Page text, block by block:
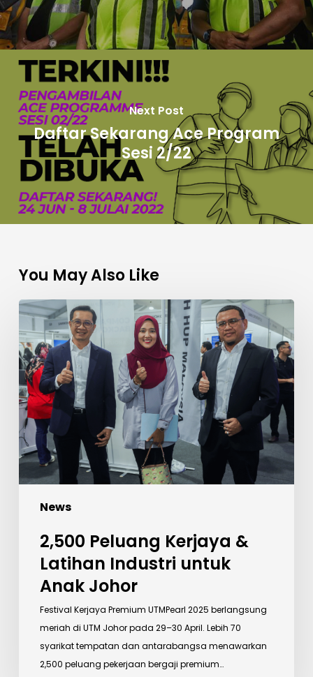
Next Post
Daftar Sekarang Ace Program
Sesi 2/22
You May Also Like
News
2,500
Peluang
Kerjaya
&
Latihan
Industri
untuk
Anak
Johor
2,500 Peluang Kerjaya &
Latihan Industri untuk
Anak Johor
Festival Kerjaya Premium UTMPearl 2025 berlangsung
meriah di UTM Johor pada 29–30 April. Lebih 70
syarikat tempatan dan antarabangsa menawarkan
2,500 peluang pekerjaan bergaji premium…